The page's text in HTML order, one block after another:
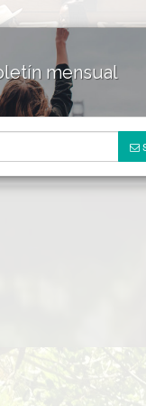
& RESORTS
mensual